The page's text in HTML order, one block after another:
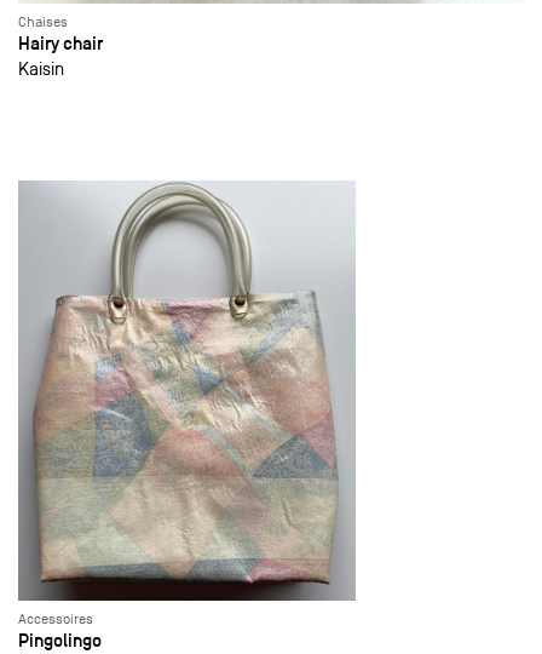
Chaises
Hairy chair
Kaisin
Accessoires
Pingolingo